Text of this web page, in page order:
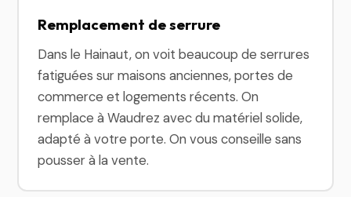
Remplacement de serrure
Dans le Hainaut, on voit beaucoup de serrures
fatiguées sur maisons anciennes, portes de
commerce et logements récents. On
remplace à Waudrez avec du matériel solide,
adapté à votre porte. On vous conseille sans
pousser à la vente.